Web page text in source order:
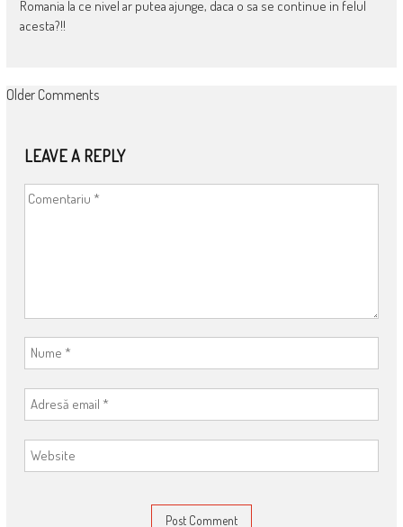
Romania la ce nivel ar putea ajunge, daca o sa se continue in felul
acesta?!!
COMMENT
Older Comments
LEAVE A REPLY